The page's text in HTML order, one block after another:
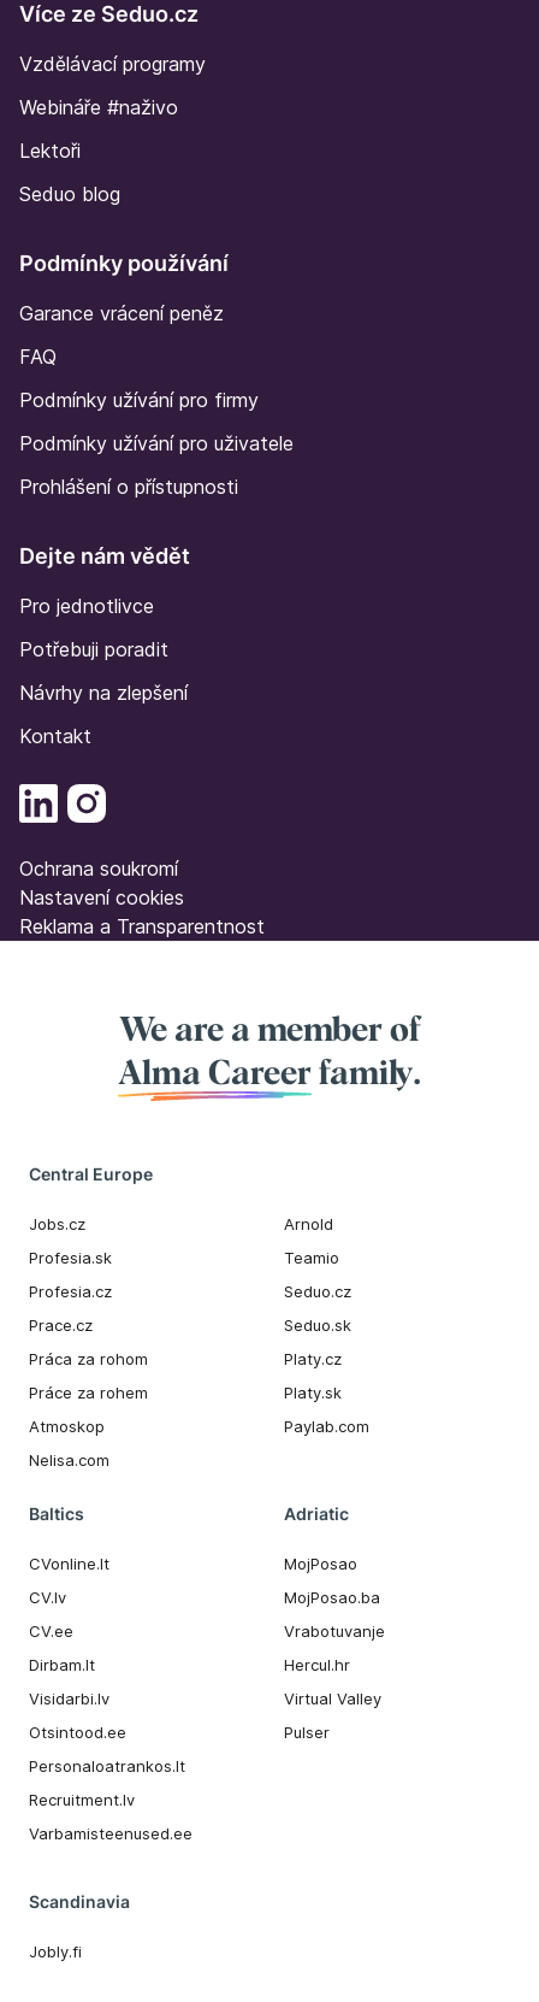
Více ze Seduo.cz
Vzdělávací programy
Webináře #naživo
Lektoři
Seduo blog
Podmínky používání
Garance vrácení peněz
FAQ
Podmínky užívání pro firmy
Podmínky užívání pro uživatele
Prohlášení o přístupnosti
Dejte nám vědět
Pro jednotlivce
Potřebuji poradit
Návrhy na zlepšení
Kontakt
Ochrana soukromí
Nastavení cookies
Reklama a Transparentnost
We are a member of
Alma Career family.
Central Europe
Jobs.cz
Profesia.sk
Profesia.cz
Prace.cz
Práca za rohom
Práce za rohem
Atmoskop
Nelisa.com
Arnold
Teamio
Seduo.cz
Seduo.sk
Platy.cz
Platy.sk
Paylab.com
Baltics
CVonline.lt
CV.lv
CV.ee
Dirbam.It
Visidarbi.lv
Otsintood.ee
Personaloatrankos.lt
Recruitment.lv
Varbamisteenused.ee
Adriatic
MojPosao
MojPosao.ba
Vrabotuvanje
Hercul.hr
Virtual Valley
Pulser
Scandinavia
Jobly.fi